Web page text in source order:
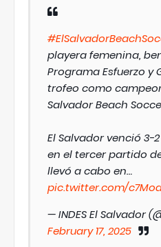
playera femenina,
Programa Esfuerzo y
trofeo como
Salvador Beach
El Salvador venció 3-
en el tercer partido
llevó a cabo en…
pic.twitter.com/
— INDES El Salvador
February 17, 2025